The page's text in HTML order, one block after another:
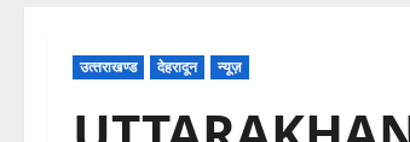
उत्‍तराखण्‍ड देहरादून न्यूज़